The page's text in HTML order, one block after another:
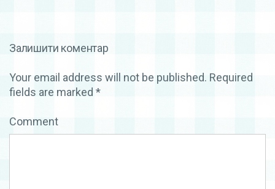
Залишити коментар
Your email address will not be published. Required
fields are marked *
Comment